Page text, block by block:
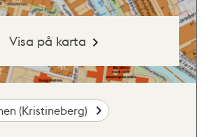
Visa på karta
(Kristineberg)